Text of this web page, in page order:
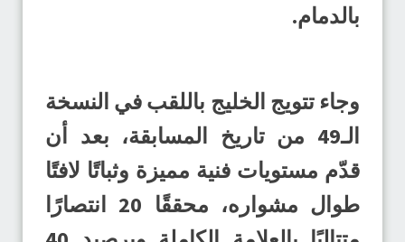
بالدمام.
وجاء تتويج الخليج باللقب في النسخة
الـ49 من تاريخ المسابقة، بعد أن
قدّم مستويات فنية مميزة وثباتًا لافتًا
طوال مشواره، محققًا 20 انتصارًا